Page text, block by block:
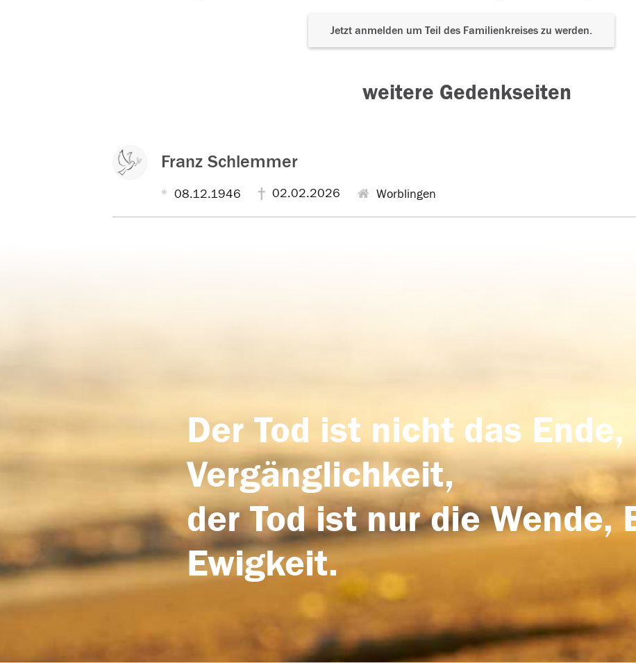
Jetzt anmelden um Teil des Familienkreises zu werden.
weitere Gedenkseiten
Franz Schlemmer
08.12.1946 02.02.2026 Worblingen
Der Tod ist nicht das
Vergänglichkeit,
der Tod ist nur die Wende,
Ewigkeit.